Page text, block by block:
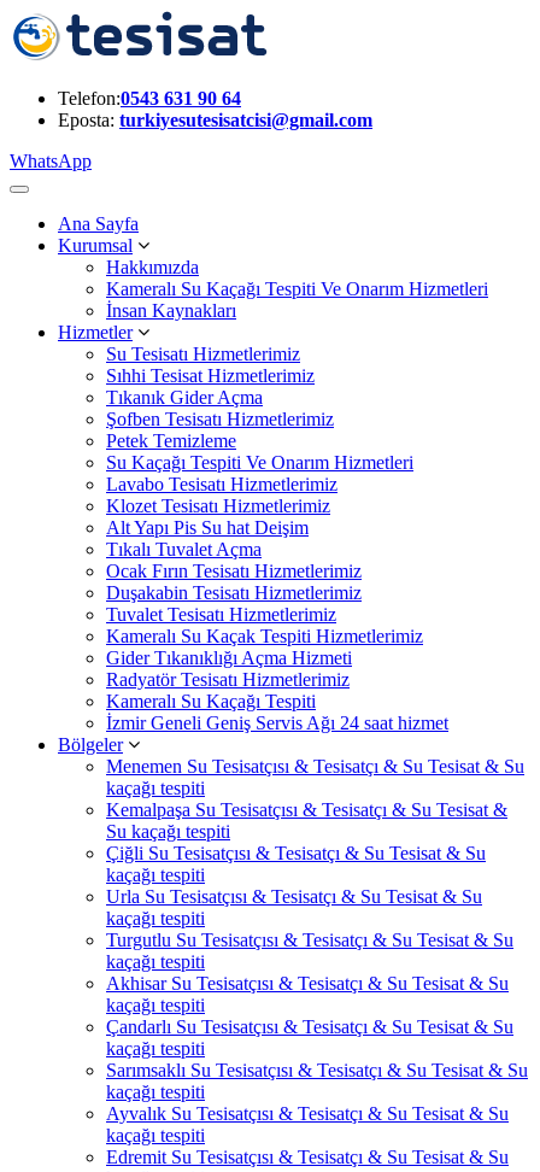
Telefon:0543 631 90 64
Eposta: turkiyesutesisatcisi@gmail.com
WhatsApp
Ana Sayfa
Kurumsal
Hakkımızda
Kameralı Su Kaçağı Tespiti Ve Onarım Hizmetleri
İnsan Kaynakları
Hizmetler
Su Tesisatı Hizmetlerimiz
Sıhhi Tesisat Hizmetlerimiz
Tıkanık Gider Açma
Şofben Tesisatı Hizmetlerimiz
Petek Temizleme
Su Kaçağı Tespiti Ve Onarım Hizmetleri
Lavabo Tesisatı Hizmetlerimiz
Klozet Tesisatı Hizmetlerimiz
Alt Yapı Pis Su hat Deişim
Tıkalı Tuvalet Açma
Ocak Fırın Tesisatı Hizmetlerimiz
Duşakabin Tesisatı Hizmetlerimiz
Tuvalet Tesisatı Hizmetlerimiz
Kameralı Su Kaçak Tespiti Hizmetlerimiz
Gider Tıkanıklığı Açma Hizmeti
Radyatör Tesisatı Hizmetlerimiz
Kameralı Su Kaçağı Tespiti
İzmir Geneli Geniş Servis Ağı 24 saat hizmet
Bölgeler
Menemen Su Tesisatçısı & Tesisatçı & Su Tesisat & Su
kaçağı tespiti
Kemalpaşa Su Tesisatçısı & Tesisatçı & Su Tesisat &
Su kaçağı tespiti
Çiğli Su Tesisatçısı & Tesisatçı & Su Tesisat & Su
kaçağı tespiti
Urla Su Tesisatçısı & Tesisatçı & Su Tesisat & Su
kaçağı tespiti
Turgutlu Su Tesisatçısı & Tesisatçı & Su Tesisat & Su
kaçağı tespiti
Akhisar Su Tesisatçısı & Tesisatçı & Su Tesisat & Su
kaçağı tespiti
Çandarlı Su Tesisatçısı & Tesisatçı & Su Tesisat & Su
kaçağı tespiti
Sarımsaklı Su Tesisatçısı & Tesisatçı & Su Tesisat & Su
kaçağı tespiti
Ayvalık Su Tesisatçısı & Tesisatçı & Su Tesisat & Su
kaçağı tespiti
Edremit Su Tesisatçısı & Tesisatçı & Su Tesisat & Su